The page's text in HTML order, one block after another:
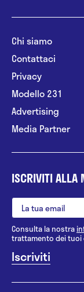
Chi siamo
Contattaci
Privacy
Modello 231
Advertising
Media Partner
ISCRIVITI ALLA
Consulta la nostra
trattamento dei tuoi